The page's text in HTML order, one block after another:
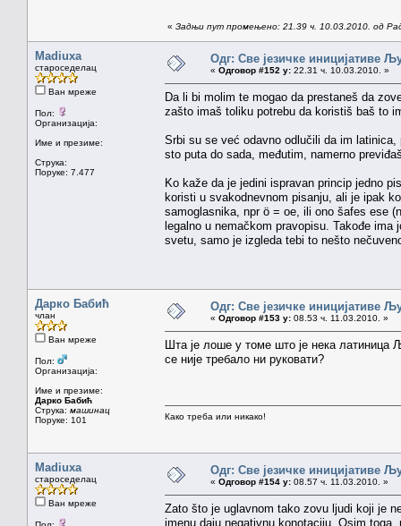
« Задњи пут промењено: 21.39 ч. 10.03.2010. од
Madiuxa
староседелац
Ван мреже
Пол:
Организација:
Име и презиме:
Струка:
Поруке: 7.477
Одг: Све језичке иницијативе
« Одговор #152 у: 22.31 ч. 10.03.2010. »
Da li bi molim te mogao da prestaneš da
zašto imaš toliku potrebu da koristiš baš to
Srbi su se već odavno odlučili da im
sto puta do sada, međutim, namerno
Ko kaže da je jedini ispravan princip jedno
koristi u svakodnevnom pisanju, ali je ipak
samoglasnika, npr ö = oe, ili ono šafes ese
legalno u nemačkom pravopisu. Takođe
svetu, samo je izgleda tebi to nešto
Дарко Бабић
члан
Ван мреже
Пол:
Организација:
Име и презиме:
Дарко Бабић
Струка: машинац
Поруке: 101
Одг: Све језичке иницијативе
« Одговор #153 у: 08.53 ч. 11.03.2010. »
Шта је лоше у томе што је нека латиница
се није требало ни руковати?
Како треба или никако!
Madiuxa
староседелац
Ван мреже
Одг: Све језичке иницијативе
« Одговор #154 у: 08.57 ч. 11.03.2010. »
Zato što je uglavnom tako zovu ljudi koji je
imenu daju negativnu konotaciju. Osim